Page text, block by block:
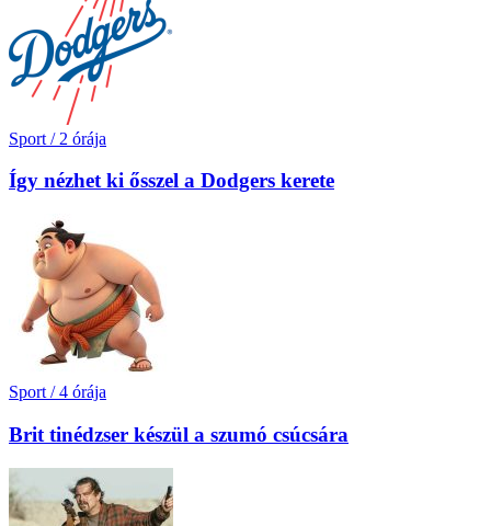
Sport / 2 órája
Így nézhet ki ősszel a Dodgers kerete
Sport / 4 órája
Brit tinédzser készül a szumó csúcsára